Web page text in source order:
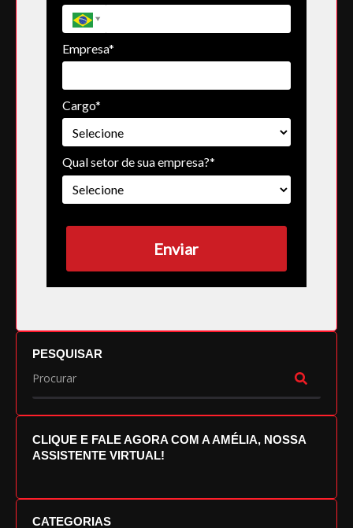
Empresa*
Cargo*
Qual setor de sua empresa?*
Enviar
PESQUISAR
CLIQUE E FALE AGORA COM A AMÉLIA, NOSSA
ASSISTENTE VIRTUAL!
CATEGORIAS